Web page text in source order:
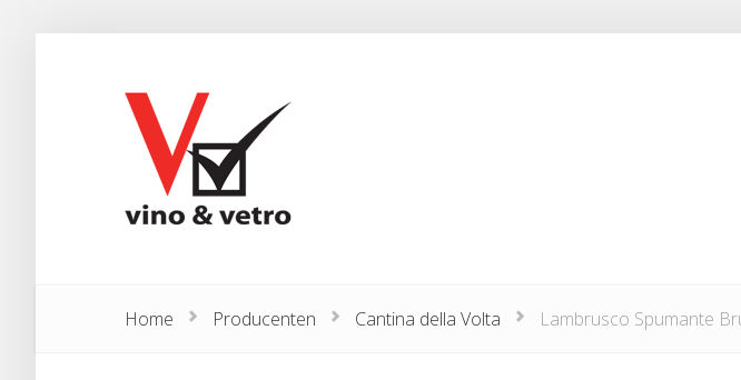
Home Producenten Cantina della Volta Lambrusco Spumante